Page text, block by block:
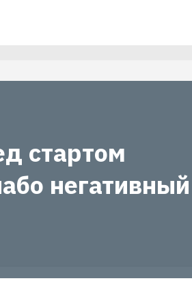
стартом
негативный